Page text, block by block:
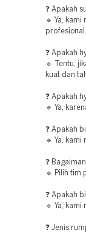
❓ Apakah
🔹 Ya,
profesional.
❓ Apakah
🔹 Tentu,
kuat dan
❓ Apakah
🔹 Ya,
❓ Apakah
🔹 Ya,
❓
🔹 Pilih tim
❓ Apakah
🔹 Ya,
❓ Jenis